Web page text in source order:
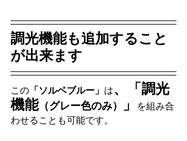
調光機能も追加すること
が出来ます
この 「ソルベブルー」 は、「調光
機能（グレー色のみ） 」
を組み合
わせることも可能です。